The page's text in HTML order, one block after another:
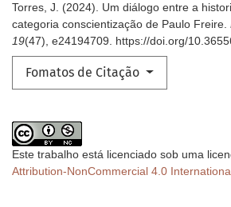
Torres, J. (2024). Um diálogo entre a
categoria conscientização de Paulo Freire.
19(47), e24194709. https://doi.org/
Fomatos de Citação
Este trabalho está licenciado sob uma
Attribution-NonCommercial 4.0